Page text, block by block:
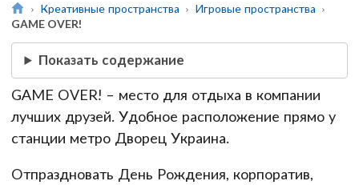
Креативные пространства
Игровые пространства
GAME OVER!
Показать содержание
GAME OVER! – место для отдыха в компании
лучших друзей. Удобное расположение прямо у
станции метро Дворец Украина.
Отпраздновать День Рождения, корпоратив,